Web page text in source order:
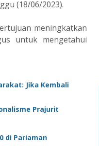
(18/06/2023).
meningkatkan
untuk mengetahui
Jika Kembali
Prajurit
di Pariaman